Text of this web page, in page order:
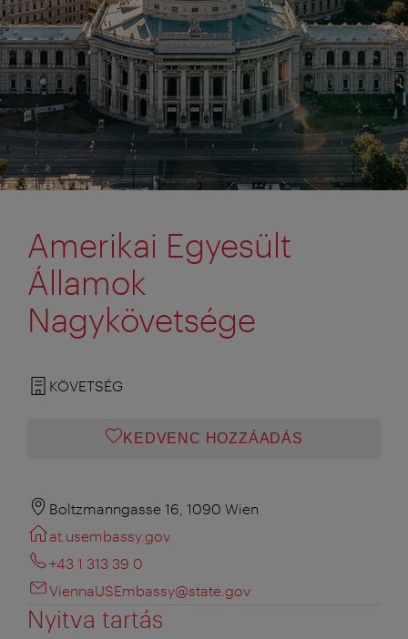
Amerikai Egyesült
Államok
Nagykövetsége
KÖVETSÉG
KEDVENC HOZZÁADÁS
Boltzmanngasse 16, 1090 Wien
at.usembassy.gov
+43 1 313 39 0
ViennaUSEmbassy@state.gov
Nyitva tartás